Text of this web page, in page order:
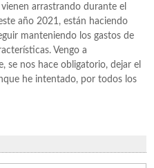
arrastrando durante el
año 2021, están haciendo
manteniendo los gastos de
Vengo a
se nos hace obligatorio, dejar el
he intentado, por todos los